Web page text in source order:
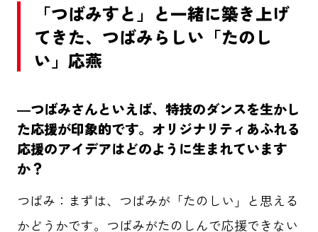
「つばみすと」と一緒に築き上げ
てきた、つばみらしい「たのし
い」応燕
―つばみさんといえば、特技のダンスを生かし
た応援が印象的です。オリジナリティあふれる
応援のアイデアはどのように生まれています
か？
つばみ：まずは、つばみが「たのしい」と思える
かどうかです。つばみがたのしんで応援できない